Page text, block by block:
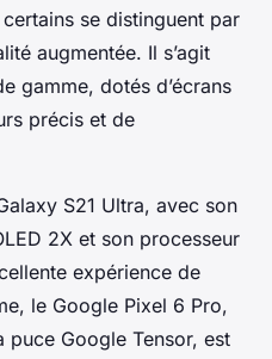
se distinguent par
augmentée. Il s’agit
gamme, dotés d’écrans
précis et de
S21 Ultra, avec son
2X et son processeur
expérience de
le Google Pixel 6 Pro,
puce Google Tensor, est